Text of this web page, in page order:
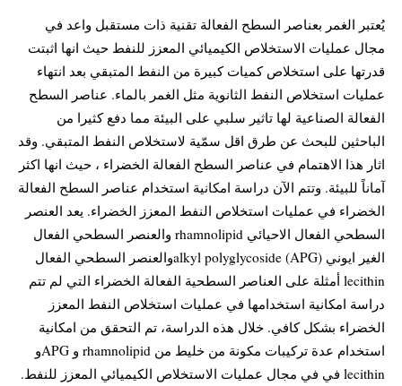
يُعتبر الغمر بعناصر السطح الفعالة تقنية ذات مستقبل واعد في
مجال عمليات الاستخلاص الكيميائي المعزز للنفط حيث انها اثبتت
قدرتها على استخلاص كميات كبيرة من النفط المتبقي بعد انتهاء
عمليات استخلاص النفط الثانوية مثل الغمر بالماء. عناصر السطح
الفعالة الصناعية لها تاثير سلبي على البيئة مما دفع كثيرا من
الباحثين للبحث عن طرق اقل سمّية لاستخلاص النفط المتبقي. وقد
اثار هذا الاهتمام في عناصر السطح الفعالة الخضراء ، حيث انها اكثر
آماناً للبيئة. وتتم الآن دراسة امكانية استخدام عناصر السطح الفعالة
الخضراء في عمليات استخلاص النفط المعزز الخضراء. يعد العنصر
السطحي الفعال الاحيائي rhamnolipid والعنصر السطحي الفعال
الغير ايوني alkyl polyglycoside (APG)والعنصر السطحي الفعال
lecithin أمثلة على العناصر السطحية الفعالة الخضراء التي لم تتم
دراسة امكانية استخدامها في عمليات استخلاص النفط المعزز
الخضراء بشكل كافي. خلال هذه الدراسة، تم التحقق من امكانية
استخدام عدة تركيبات مكونة من خليط من rhamnolipid و APGو
lecithin في في مجال عمليات الاستخلاص الكيميائي المعزز للنفط.